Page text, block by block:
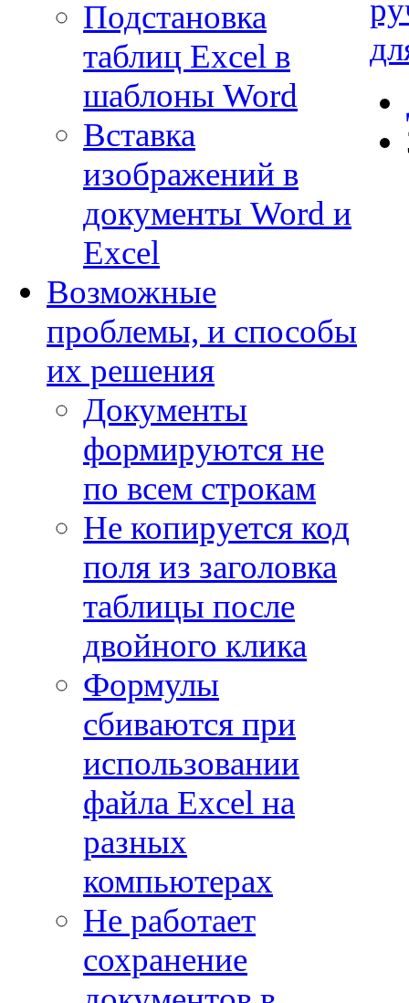
Подстановка
таблиц Excel в
шаблоны Word
Вставка
изображений в
документы Word и
Excel
Возможные
проблемы, и способы
их решения
Документы
формируются не
по всем строкам
Не копируется код
поля из заголовка
таблицы после
двойного клика
Формулы
сбиваются при
использовании
файла Excel на
разных
компьютерах
Не работает
сохранение